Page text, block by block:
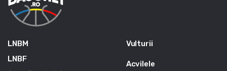
LNBM
LNBF
Vulturii
Acvilele